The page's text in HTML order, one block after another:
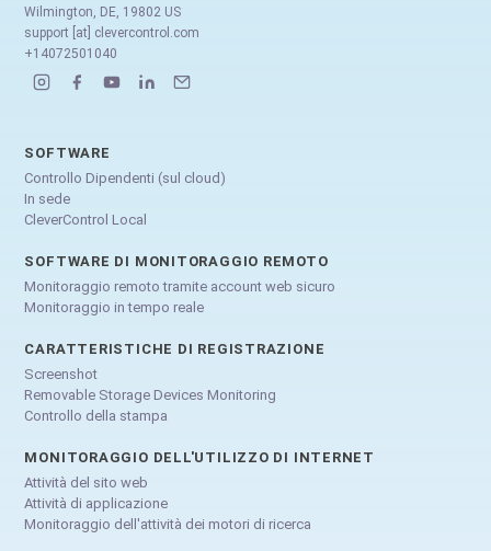
Wilmington, DE, 19802 US
support [at] clevercontrol.com
+14072501040
SOFTWARE
Controllo Dipendenti (sul cloud)
In sede
CleverControl Local
SOFTWARE DI MONITORAGGIO REMOTO
Monitoraggio remoto tramite account web sicuro
Monitoraggio in tempo reale
CARATTERISTICHE DI REGISTRAZIONE
Screenshot
Removable Storage Devices Monitoring
Controllo della stampa
MONITORAGGIO DELL'UTILIZZO DI INTERNET
Attività del sito web
Attività di applicazione
Monitoraggio dell'attività dei motori di ricerca